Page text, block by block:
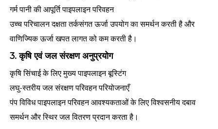
गर्म पानी की आपूर्ति पाइपलाइन परिवहन
उच्च परिचालन दक्षता तर्कसंगत ऊर्जा उपयोग का समर्थन करती है और
वाणिज्यिक ऊर्जा खपत लागत को कम करती है।
3. कृषि एवं जल संरक्षण अनुप्रयोग
कृषि सिंचाई के लिए मुख्य पाइपलाइन बूस्टिंग
लघु-स्तरीय जल संरक्षण परिवहन परियोजनाएँ
पंप विविध पाइपलाइन परिवहन आवश्यकताओं के लिए विश्वसनीय दबाव
समर्थन और स्थिर जल वितरण प्रदान करता है।